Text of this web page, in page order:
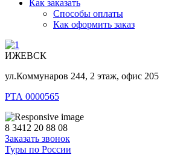
Как заказать
Способы оплаты
Как оформить заказ
ИЖЕВСК
ул.Коммунаров 244, 2 этаж, офис 205
РТА 0000565
8 3412 20 88 08
Заказать звонок
Туры по России